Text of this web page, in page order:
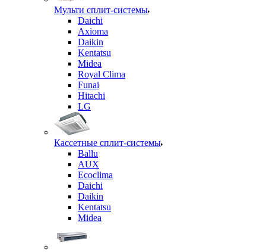
Мульти сплит-системы
Daichi
Axioma
Daikin
Kentatsu
Midea
Royal Clima
Funai
Hitachi
LG
Кассетные сплит-системы
Ballu
AUX
Ecoclima
Daichi
Daikin
Kentatsu
Midea